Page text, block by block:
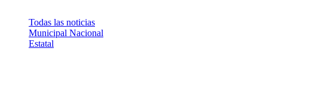
Todas las noticias
Municipal Nacional
Estatal